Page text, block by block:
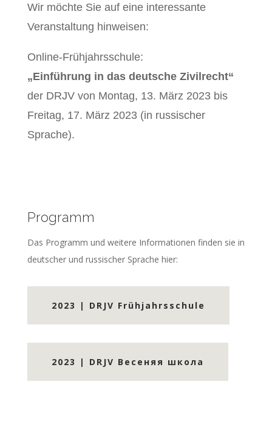
Wir möchte Sie auf eine interessante
Veranstaltung hinweisen:
Online-Frühjahrsschule:
„Einführung in das deutsche Zivilrecht“
der DRJV von Montag, 13. März 2023 bis
Freitag, 17. März 2023 (in russischer
Sprache).
Programm
Das Programm und weitere Informationen finden sie in
deutscher und russischer Sprache hier:
2023 | DRJV Frühjahrsschule
2023 | DRJV Beceняя школа